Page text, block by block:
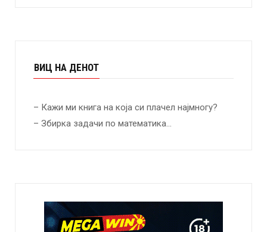
ВИЦ НА ДЕНОТ
– Кажи ми книга на која си плачел најмногу?
– Збирка задачи по математика…